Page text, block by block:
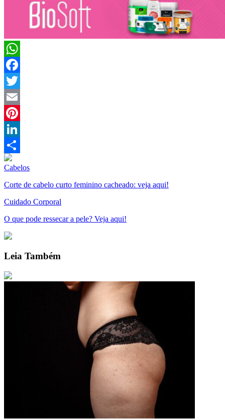
WhatsApp
Facebook
Twitter
Email
Pinterest
LinkedIn
Compartilhar
Cabelos
Corte de cabelo curto feminino cacheado: veja aqui!
Cuidado Corporal
O que pode ressecar a pele? Veja aqui!
Leia Também